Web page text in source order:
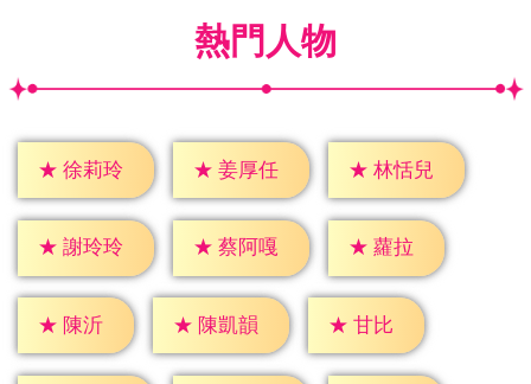
熱門人物
★ 徐莉玲 ★ 姜厚任 ★ 林恬兒
★ 謝玲玲 ★ 蔡阿嘎 ★ 蘿拉
★ 陳沂 ★ 陳凱韻 ★ 甘比